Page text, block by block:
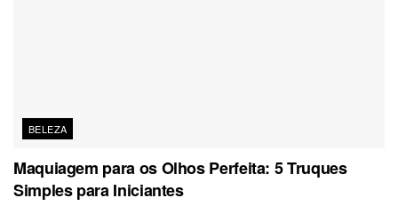
BELEZA
Maquiagem para os Olhos Perfeita: 5 Truques
Simples para Iniciantes